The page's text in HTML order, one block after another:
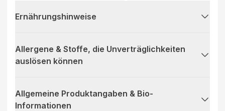
Ernährungshinweise
Allergene & Stoffe, die Unverträglichkeiten
auslösen können
Allgemeine Produktangaben & Bio-
Informationen